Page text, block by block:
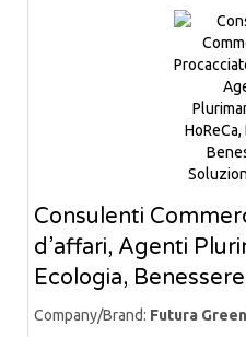
Consulenti
d’affari, Agenti
Ecologia,
Company/Brand: Futura